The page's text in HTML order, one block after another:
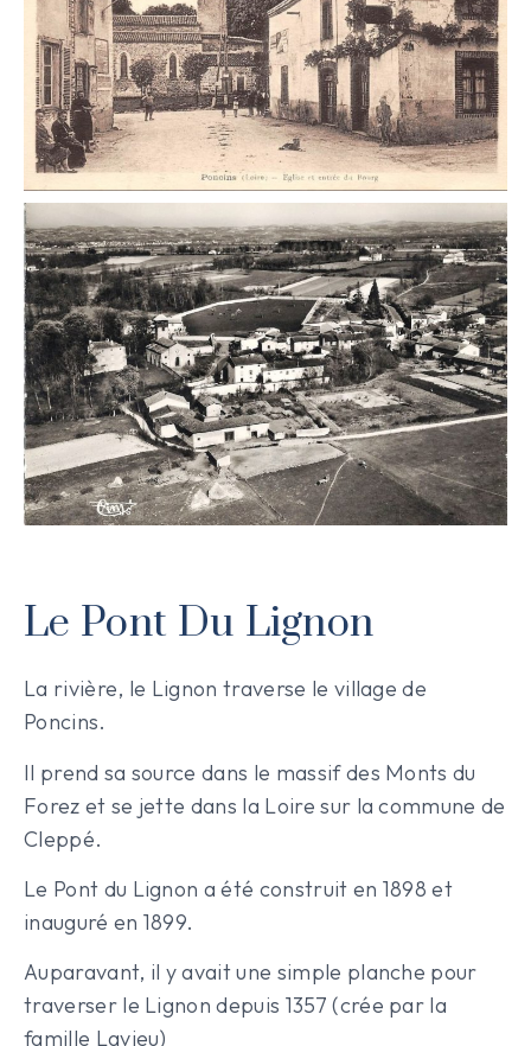
Le Pont Du Lignon
La rivière, le Lignon traverse le village de
Poncins.
Il prend sa source dans le massif des Monts du
Forez et se jette dans la Loire sur la commune de
Cleppé.
Le Pont du Lignon a été construit en 1898 et
inauguré en 1899.
Auparavant, il y avait une simple planche pour
traverser le Lignon depuis 1357 (crée par la
famille Lavieu)